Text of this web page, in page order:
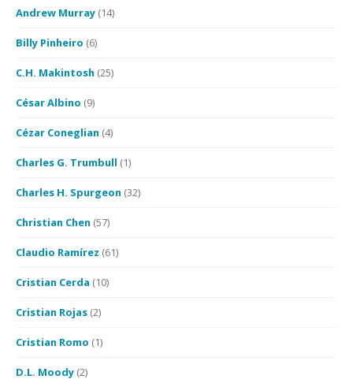
Andrew Murray (14)
Billy Pinheiro (6)
C.H. Makintosh (25)
César Albino (9)
Cézar Coneglian (4)
Charles G. Trumbull (1)
Charles H. Spurgeon (32)
Christian Chen (57)
Claudio Ramírez (61)
Cristian Cerda (10)
Cristian Rojas (2)
Cristian Romo (1)
D.L. Moody (2)